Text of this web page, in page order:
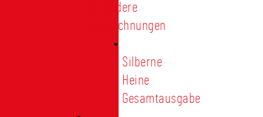
Besondere
Auszeichnungen
Silberne
Heine
Gesamtausgabe